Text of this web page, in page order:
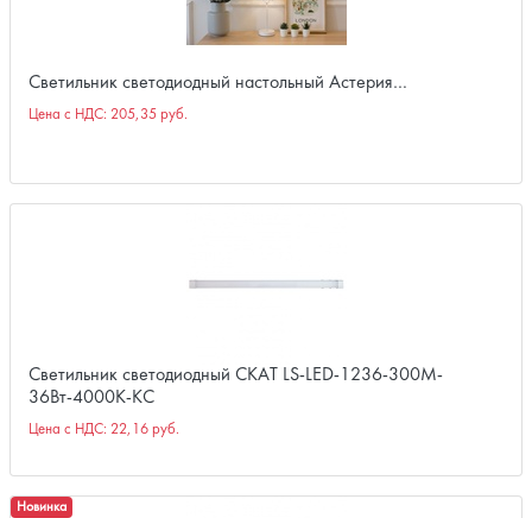
Светильник светодиодный настольный Астерия…
Цена с НДС: 205,35 руб.
Светильник светодиодный СКАТ LS-LED-1236-300M-
36Вт-4000К-КС
Цена с НДС: 22,16 руб.
Новинка